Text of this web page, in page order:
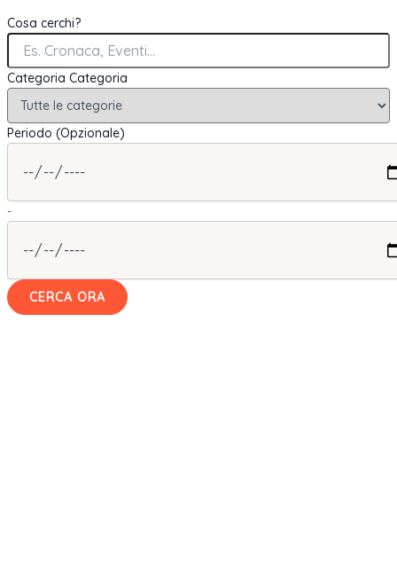
Cosa cerchi?
Categoria Categoria
Periodo (Opzionale)
-
CERCA ORA